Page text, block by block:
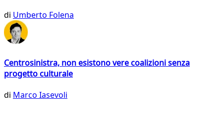
di Umberto Folena
Centrosinistra, non esistono vere coalizioni senza
progetto culturale
di Marco Iasevoli